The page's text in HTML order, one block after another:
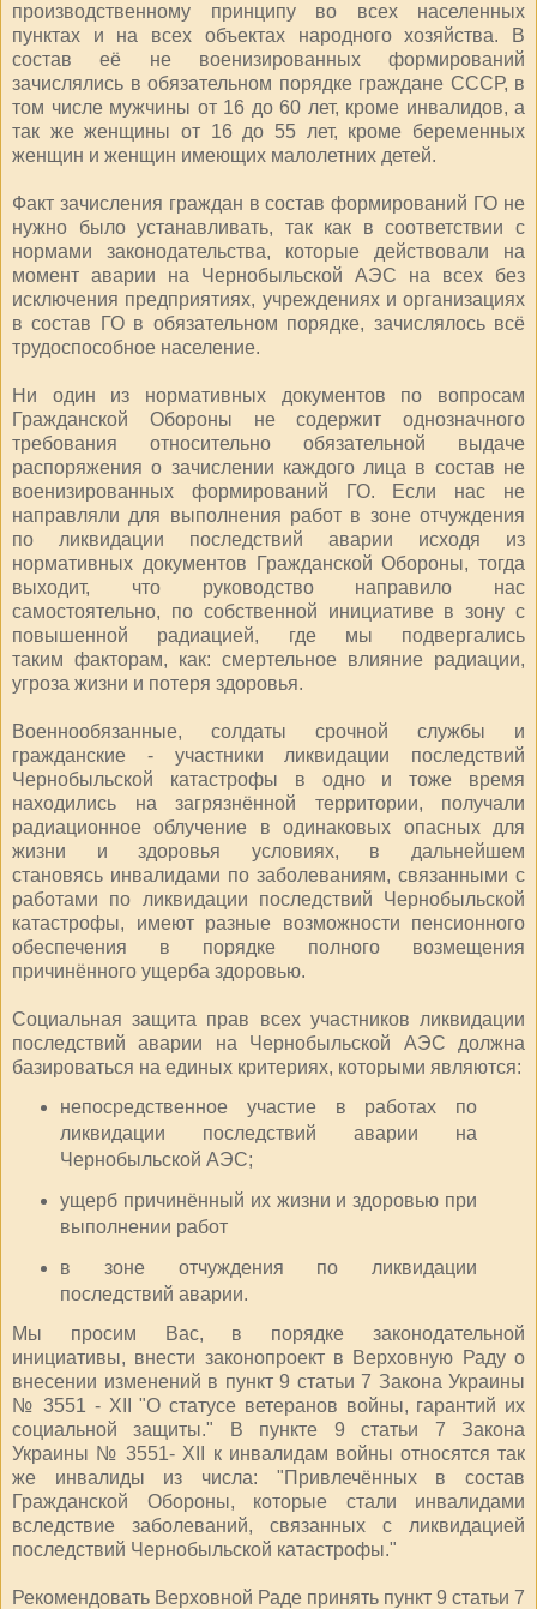
производственному принципу во всех населенных
пунктах и на всех объектах народного хозяйства. В
состав её не военизированных формирований
зачислялись в обязательном порядке граждане СССР, в
том числе мужчины от 16 до 60 лет, кроме инвалидов, а
так же женщины от 16 до 55 лет, кроме беременных
женщин и женщин имеющих малолетних детей.
Факт зачисления граждан в состав формирований ГО не
нужно было устанавливать, так как в соответствии с
нормами законодательства, которые действовали на
момент аварии на Чернобыльской АЭС на всех без
исключения предприятиях, учреждениях и организациях
в состав ГО в обязательном порядке, зачислялось всё
трудоспособное население.
Ни один из нормативных документов по вопросам
Гражданской Обороны не содержит однозначного
требования относительно обязательной выдаче
распоряжения о зачислении каждого лица в состав не
военизированных формирований ГО. Если нас не
направляли для выполнения работ в зоне отчуждения
по ликвидации последствий аварии исходя из
нормативных документов Гражданской Обороны, тогда
выходит, что руководство направило нас
самостоятельно, по собственной инициативе в зону с
повышенной радиацией, где мы подвергались
таким факторам, как: смертельное влияние радиации,
угроза жизни и потеря здоровья.
Военнообязанные, солдаты срочной службы и
гражданские - участники ликвидации последствий
Чернобыльской катастрофы в одно и тоже время
находились на загрязнённой территории, получали
радиационное облучение в одинаковых опасных для
жизни и здоровья условиях, в дальнейшем
становясь инвалидами по заболеваниям, связанными с
работами по ликвидации последствий Чернобыльской
катастрофы, имеют разные возможности пенсионного
обеспечения в порядке полного возмещения
причинённого ущерба здоровью.
Социальная защита прав всех участников ликвидации
последствий аварии на Чернобыльской АЭС должна
базироваться на единых критериях, которыми являются:
непосредственное участие в работах по
ликвидации последствий аварии на
Чернобыльской АЭС;
ущерб причинённый их жизни и здоровью при
выполнении работ
в зоне отчуждения по ликвидации
последствий аварии.
Мы просим Вас, в порядке законодательной
инициативы, внести законопроект в Верховную Раду о
внесении изменений в пункт 9 статьи 7 Закона Украины
№ 3551 - ХІІ "О статусе ветеранов войны, гарантий их
социальной защиты." В пункте 9 статьи 7 Закона
Украины № 3551- ХІІ к инвалидам войны относятся так
же инвалиды из числа: "Привлечённых в состав
Гражданской Обороны, которые стали инвалидами
вследствие заболеваний, связанных с ликвидацией
последствий Чернобыльской катастрофы."
Рекомендовать Верховной Раде принять пункт 9 статьи 7